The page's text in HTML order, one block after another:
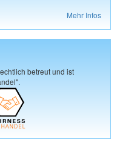
Mehr Infos
betreut und ist